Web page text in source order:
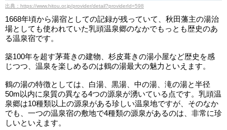
出典：https://www.hitou.or.jp/provider/detail?providerId=598
1668年頃から湯宿としての記録が残っていて、秋田藩主の湯治
場としても使われていた乳頭温泉郷のなかでもっとも歴史のあ
る温泉宿です。
築100年を超す茅葺きの建物、杉皮葺きの湯小屋など歴史を感
じつつ、温泉を楽しめるのは鶴の湯最大の魅力といえます。
鶴の湯の特徴としては、白湯、黒湯、中の湯、滝の湯と半径
50m以内に泉質の異なる4つの源泉が湧いている点です。乳頭温
泉郷は10種類以上の源泉がある珍しい温泉地ですが、そのなか
でも、一つの温泉宿の敷地で4種類の源泉があるのは、非常に珍
しいといえます。